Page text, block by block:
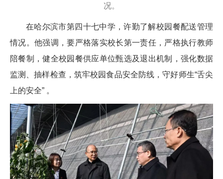
况。
在哈尔滨市第四十七中学，许勤了解校园餐配送管理
情况。他强调，要严格落实校长第一责任，严格执行教师
陪餐制，健全校园餐供应单位甄选及退出机制，强化数据
监测、抽样检查，筑牢校园食品安全防线，守好师生“舌尖
上的安全” 。